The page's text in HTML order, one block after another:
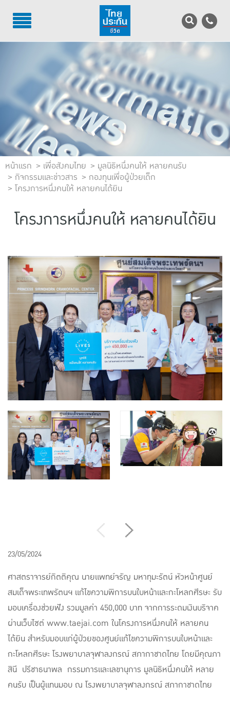
TH EN
บริการลูกค้า
บริการตัวแทน
รู้จักไทยประกันชีวิต
นักลงทุนสัมพันธ์
เพื่อสังคมไทย
ติดต่อไทยประกันชีวิต
บทความ
แบบประกันที่เหมาะกับช่วงอายุ
เปรียบเทียบแบบประกัน
เลือกแบบประกันที่เหมาะกับคุณ
TL Learning Center
หน้าแรก เพื่อสังคมไทย
มูลนิธิหนึ่งคนให้ หลายคนรับ
กิจกรรมและข่าวสาร
กองทุนเพื่อผู้ป่วยเด็ก
โครงการหนึ่งคนให้ หลายคนได้ยิน
โครงการหนึ่งคนให้ หลายคนได้ยิน
23/05/2024
ศาสตราจารย์กิตติคุณ นายแพทย์จรัญ มหาทุมะรัตน์ หัวหน้าศูนย์
สมเด็จพระเทพรัตนฯ แก้ไขความพิการบนใบหน้าและกะโหลกศีรษะ รับ
มอบเครื่องช่วยฟัง รวมมูลค่า 450,000 บาท จากการระดมเงินบริจาค
ผ่านเว็บไซต์ www.taejai.com ในโครงการหนึ่งคนให้ หลายคน
ได้ยิน สำหรับมอบแก่ผู้ป่วยของศูนย์แก้ไขความพิการบนใบหน้าและ
กะโหลกศีรษะ โรงพยาบาลจุฬาลงกรณ์ สภากาชาดไทย โดยมีคุณภา
สินี ปรีชาธนาพล กรรมการและเลขานุการ มูลนิธิหนึ่งคนให้ หลาย
คนรับ เป็นผู้แทนมอบ ณ โรงพยาบาลจุฬาลงกรณ์ สภากาชาดไทย